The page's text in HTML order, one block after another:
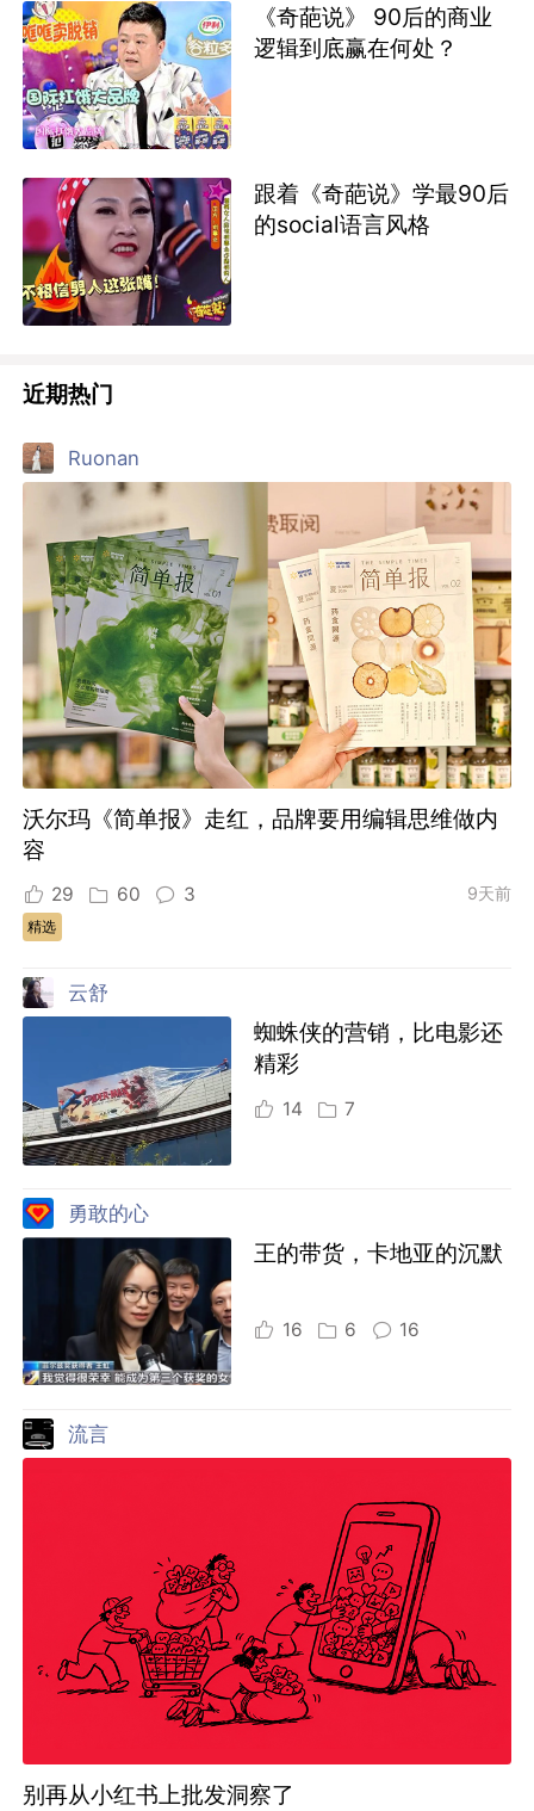
《奇葩说》 90后的商业
逻辑到底赢在何处？
跟着《奇葩说》学最90后
的social语言风格
近期热门
Ruonan
沃尔玛《简单报》走红，品牌要用编辑思维做内
容
29 60 3 9天前
精选
云舒
蜘蛛侠的营销，比电影还
精彩
14 7
勇敢的心
王的带货，卡地亚的沉默
16 6 16
流言
别再从小红书上批发洞察了